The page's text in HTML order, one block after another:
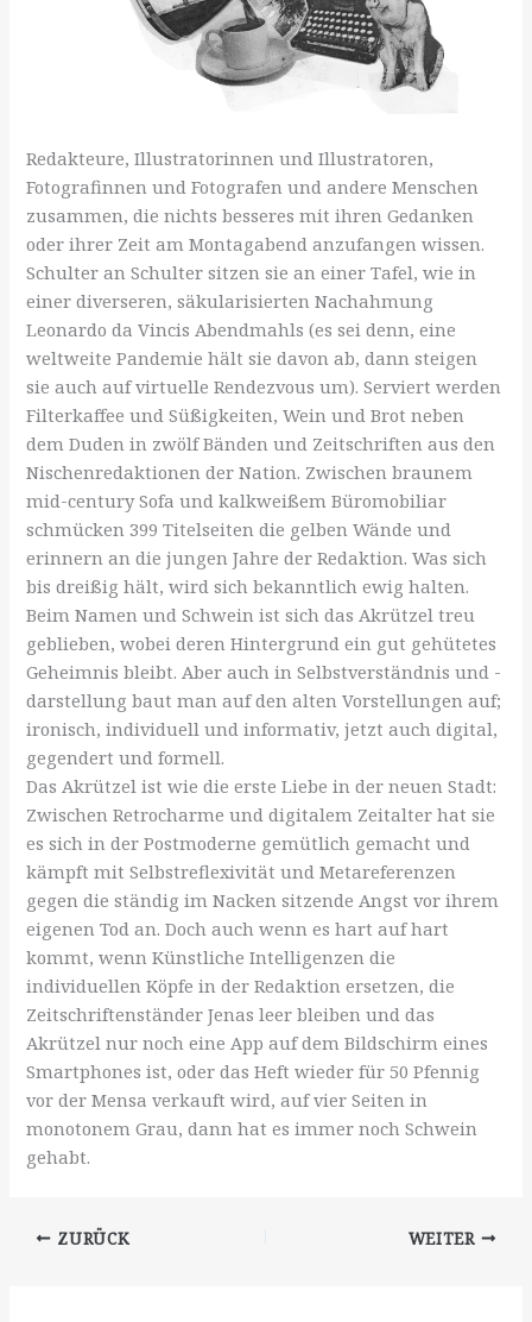
Redakteure, Illustratorinnen und Illustratoren,
Fotografinnen und Fotografen und andere Menschen
zusammen, die nichts besseres mit ihren Gedanken
oder ihrer Zeit am Montagabend anzufangen wissen.
Schulter an Schulter sitzen sie an einer Tafel, wie in
einer diverseren, säkularisierten Nachahmung
Leonardo da Vincis Abendmahls (es sei denn, eine
weltweite Pandemie hält sie davon ab, dann steigen
sie auch auf virtuelle Rendezvous um). Serviert werden
Filterkaffee und Süßigkeiten, Wein und Brot neben
dem Duden in zwölf Bänden und Zeitschriften aus den
Nischenredaktionen der Nation. Zwischen braunem
mid-century Sofa und kalkweißem Büromobiliar
schmücken 399 Titelseiten die gelben Wände und
erinnern an die jungen Jahre der Redaktion. Was sich
bis dreißig hält, wird sich bekanntlich ewig halten.
Beim Namen und Schwein ist sich das Akrützel treu
geblieben, wobei deren Hintergrund ein gut gehütetes
Geheimnis bleibt. Aber auch in Selbstverständnis und -
darstellung baut man auf den alten Vorstellungen auf;
ironisch, individuell und informativ, jetzt auch digital,
gegendert und formell.
Das Akrützel ist wie die erste Liebe in der neuen Stadt:
Zwischen Retrocharme und digitalem Zeitalter hat sie
es sich in der Postmoderne gemütlich gemacht und
kämpft mit Selbstreflexivität und Metareferenzen
gegen die ständig im Nacken sitzende Angst vor ihrem
eigenen Tod an. Doch auch wenn es hart auf hart
kommt, wenn Künstliche Intelligenzen die
individuellen Köpfe in der Redaktion ersetzen, die
Zeitschriftenständer Jenas leer bleiben und das
Akrützel nur noch eine App auf dem Bildschirm eines
Smartphones ist, oder das Heft wieder für 50 Pfennig
vor der Mensa verkauft wird, auf vier Seiten in
monotonem Grau, dann hat es immer noch Schwein
gehabt.
ZURÜCK WEITER